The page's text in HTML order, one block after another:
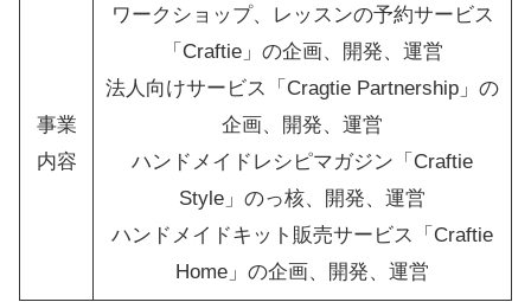
事業
内容
ワークショップ、レッスンの予約サービス
「Craftie」の企画、開発、運営
法人向けサービス「Cragtie Partnership」の
企画、開発、運営
ハンドメイドレシピマガジン「Craftie
Style」のっ核、開発、運営
ハンドメイドキット販売サービス「Craftie
Home」の企画、開発、運営